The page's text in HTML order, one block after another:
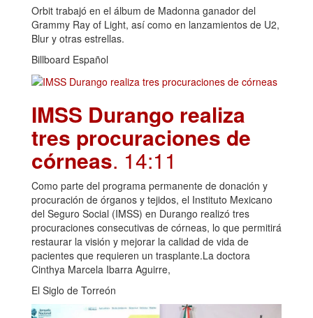
Orbit trabajó en el álbum de Madonna ganador del
Grammy Ray of Light, así como en lanzamientos de U2,
Blur y otras estrellas.
Billboard Español
IMSS Durango realiza
tres procuraciones de
córneas. 14:11
Como parte del programa permanente de donación y
procuración de órganos y tejidos, el Instituto Mexicano
del Seguro Social (IMSS) en Durango realizó tres
procuraciones consecutivas de córneas, lo que permitirá
restaurar la visión y mejorar la calidad de vida de
pacientes que requieren un trasplante.La doctora
Cinthya Marcela Ibarra Aguirre,
El Siglo de Torreón